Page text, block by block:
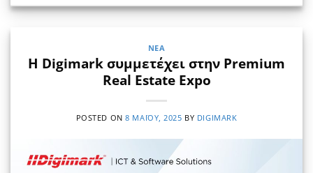
ΝΈΑ
Η Digimark συμμετέχει στην Premium
Real Estate Expo
POSTED ON8 ΜΑΪ́ΟΥ, 2025 BY DIGIMARK